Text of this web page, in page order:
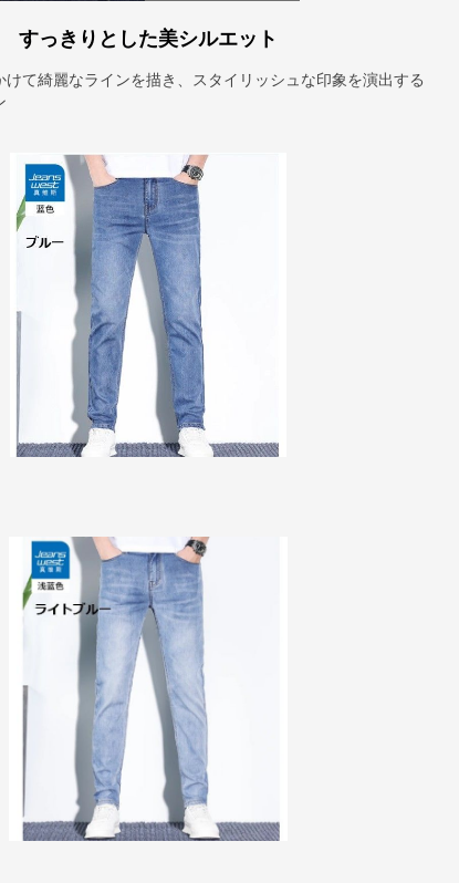
すっきりとした美シルエット
けて綺麗なラインを描き、スタイリッシュな印象を演出する